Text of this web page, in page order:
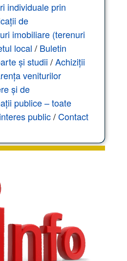
individuale prin
de
imobiliare (terenuri
local / Buletin
și studii /Achiziții
veniturilor
și de
publice – toate
public/Contact